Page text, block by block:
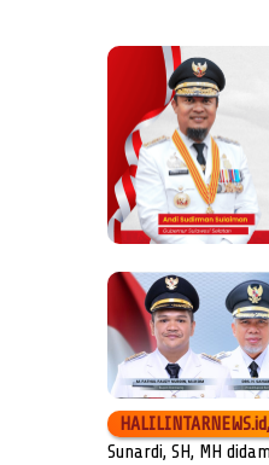
Sunardi, SH, MH